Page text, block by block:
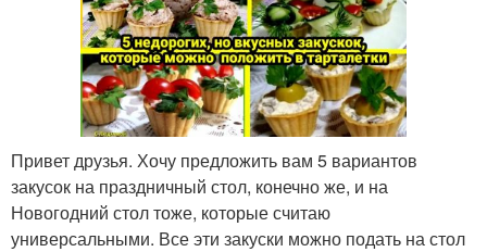
Привет друзья. Хочу предложить вам 5 вариантов
закусок на праздничный стол, конечно же, и на
Новогодний стол тоже, которые считаю
универсальными. Все эти закуски можно подать на стол